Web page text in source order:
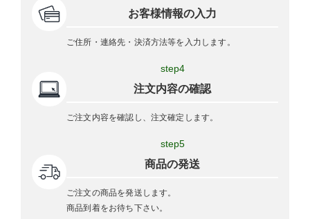
お客様情報の入力
ご住所・連絡先・決済方法等を入力します。
step4
注文内容の確認
ご注文内容を確認し、注文確定します。
step5
商品の発送
ご注文の商品を発送します。
商品到着をお待ち下さい。